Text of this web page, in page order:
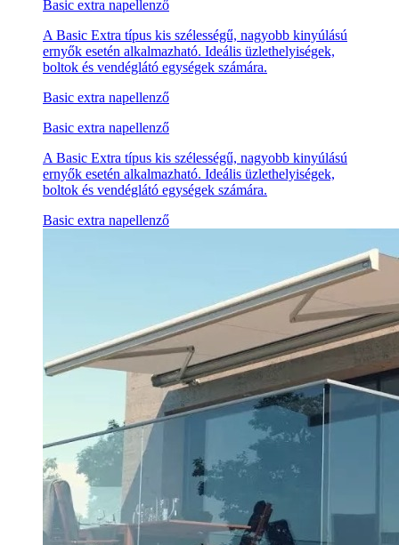
Basic extra napellenző
A Basic Extra típus kis szélességű, nagyobb kinyúlású
ernyők esetén alkalmazható. Ideális üzlethelyiségek,
boltok és vendéglátó egységek számára.
Basic extra napellenző
Basic extra napellenző
A Basic Extra típus kis szélességű, nagyobb kinyúlású
ernyők esetén alkalmazható. Ideális üzlethelyiségek,
boltok és vendéglátó egységek számára.
Basic extra napellenző